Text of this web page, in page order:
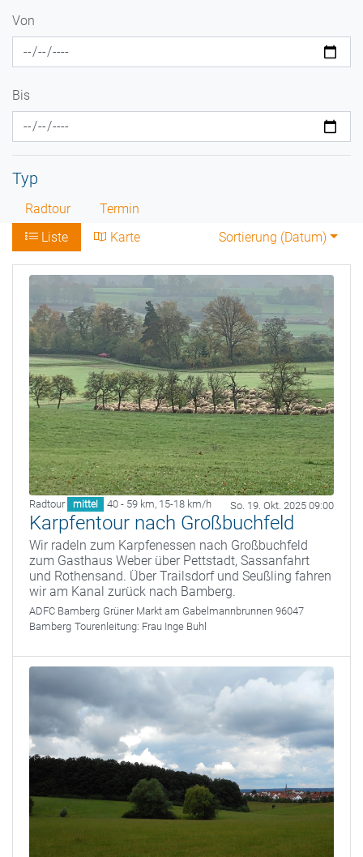
Von
Bis
Typ
Radtour
Termin
Liste
Karte Sortierung (Datum)
Radtour mittel 40 - 59 km, 15-18 km/h So. 19. Okt. 2025 09:00
Karpfentour nach Großbuchfeld
Wir radeln zum Karpfenessen nach Großbuchfeld
zum Gasthaus Weber über Pettstadt, Sassanfahrt
und Rothensand. Über Trailsdorf und Seußling fahren
wir am Kanal zurück nach Bamberg.
ADFC Bamberg Grüner Markt am Gabelmannbrunnen 96047
Bamberg Tourenleitung: Frau Inge Buhl